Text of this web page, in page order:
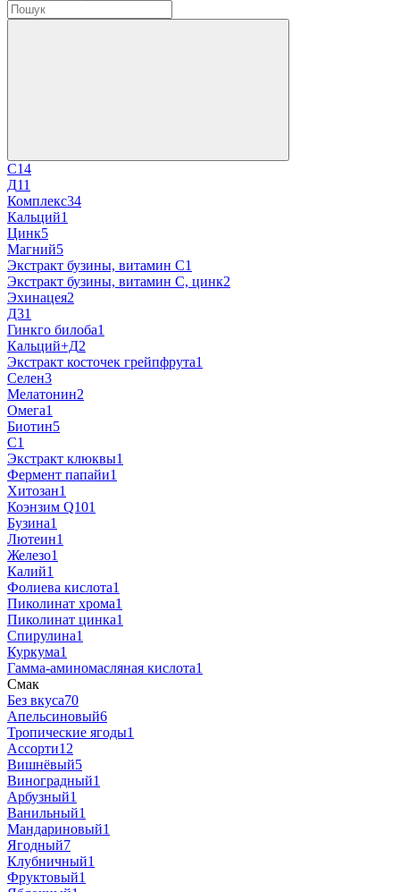
С14
Д11
Комплекс34
Кальций1
Цинк5
Магний5
Экстракт бузины, витамин С1
Экстракт бузины, витамин С, цинк2
Эхинацея2
Д31
Гинкго билоба1
Кальций+Д2
Экстракт косточек грейпфрута1
Селен3
Мелатонин2
Омега1
Биотин5
C1
Экстракт клюквы1
Фермент папайи1
Хитозан1
Коэнзим Q101
Бузина1
Лютеин1
Железо1
Калий1
Фолиева кислота1
Пиколинат хрома1
Пиколинат цинка1
Спирулина1
Куркума1
Гамма-аминомасляная кислота1
Смак
Без вкуса70
Апельсиновый6
Тропические ягоды1
Ассорти12
Вишнёвый5
Виноградный1
Арбузный1
Ванильный1
Мандариновый1
Ягодный7
Клубничный1
Фруктовый1